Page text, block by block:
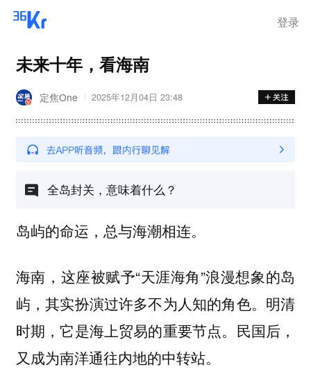
登录
未来十年，看海南
定焦One 2025年12月04日 23:48
全岛封关，意味着什么？
岛屿的命运，总与海潮相连。
海南，这座被赋予“天涯海角”浪漫想象的岛
屿，其实扮演过许多不为人知的角色。明清
时期，它是海上贸易的重要节点。民国后，
又成为南洋通往内地的中转站。